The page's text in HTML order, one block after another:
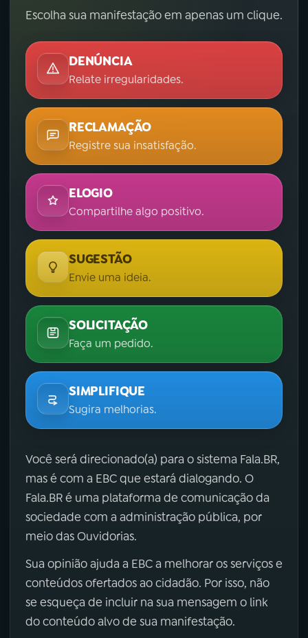
Escolha sua manifestação em apenas um clique.
DENÚNCIA
Relate irregularidades.
RECLAMAÇÃO
Registre sua insatisfação.
ELOGIO
Compartilhe algo positivo.
SUGESTÃO
Envie uma ideia.
SOLICITAÇÃO
Faça um pedido.
SIMPLIFIQUE
Sugira melhorias.
Você será direcionado(a) para o sistema Fala.BR,
mas é com a EBC que estará dialogando. O
Fala.BR é uma plataforma de comunicação da
sociedade com a administração pública, por
meio das Ouvidorias.
Sua opinião ajuda a EBC a melhorar os serviços e
conteúdos ofertados ao cidadão. Por isso, não
se esqueça de incluir na sua mensagem o link
do conteúdo alvo de sua manifestação.